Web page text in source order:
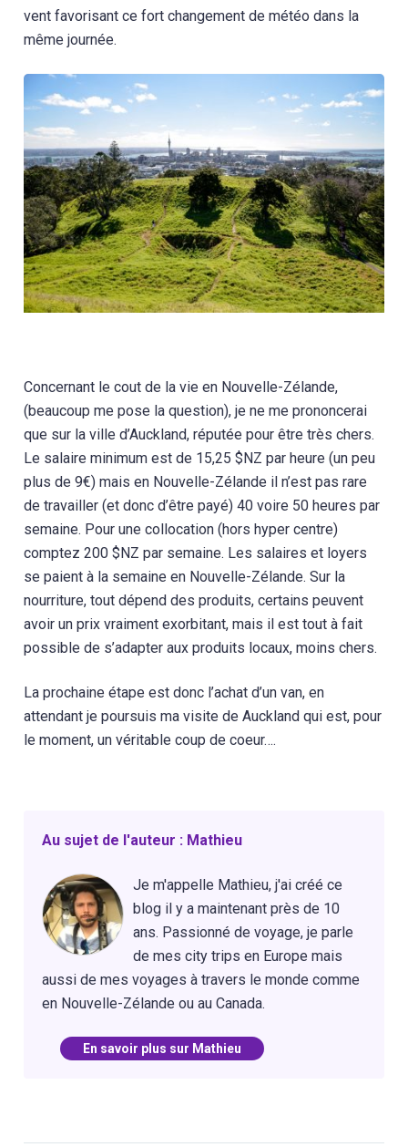
vent favorisant ce fort changement de météo dans la
même journée.
Concernant le cout de la vie en Nouvelle-Zélande,
(beaucoup me pose la question), je ne me prononcerai
que sur la ville d’Auckland, réputée pour être très chers.
Le salaire minimum est de 15,25 $NZ par heure (un peu
plus de 9€) mais en Nouvelle-Zélande il n’est pas rare
de travailler (et donc d’être payé) 40 voire 50 heures par
semaine. Pour une collocation (hors hyper centre)
comptez 200 $NZ par semaine. Les salaires et loyers
se paient à la semaine en Nouvelle-Zélande. Sur la
nourriture, tout dépend des produits, certains peuvent
avoir un prix vraiment exorbitant, mais il est tout à fait
possible de s’adapter aux produits locaux, moins chers.
La prochaine étape est donc l’achat d’un van, en
attendant je poursuis ma visite de Auckland qui est, pour
le moment, un véritable coup de coeur….
Au sujet de l'auteur : Mathieu
Je m'appelle Mathieu, j'ai créé ce
blog il y a maintenant près de 10
ans. Passionné de voyage, je parle
de mes city trips en Europe mais
aussi de mes voyages à travers le monde comme
en Nouvelle-Zélande ou au Canada.
En savoir plus sur Mathieu